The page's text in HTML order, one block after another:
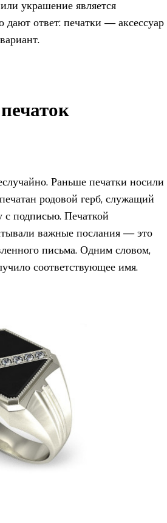
украшение является
ответ: печатки — аксессуар
Раньше печатки носили
родовой герб, служащий
с подписью. Печаткой
важные послания — это
письма. Одним словом,
соответствующее имя.